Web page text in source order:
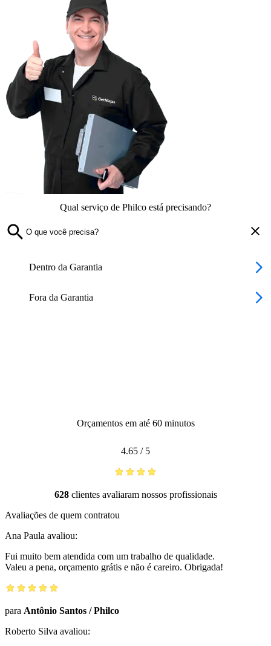
Qual serviço de Philco está precisando?
Dentro da Garantia
Fora da Garantia
Orçamentos em até 60 minutos
4.65 / 5
628clientes avaliaram nossos profissionais
Avaliações de quem contratou
Ana Paula avaliou:
Fui muito bem atendida com um trabalho de qualidade.
Valeu a pena, orçamento grátis e não é careiro. Obrigada!
para Antônio Santos /Philco
Roberto Silva avaliou: